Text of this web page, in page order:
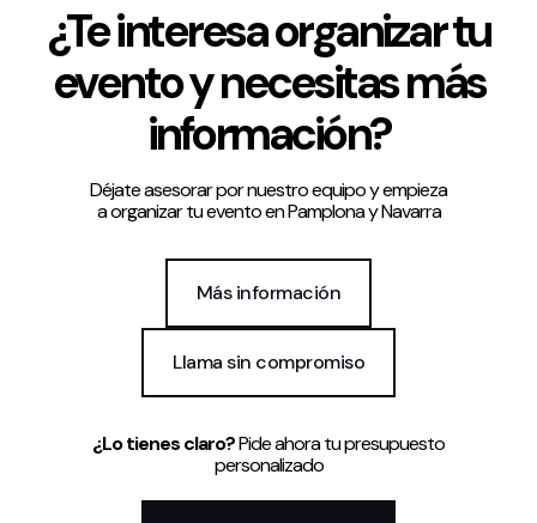
Política de privacidad y Aviso Legal Cookies
Accesibilidad
¿Te interesa organizar tu
evento y necesitas más
información?
Déjate asesorar por nuestro equipo y empieza
a organizar tu evento en Pamplona y Navarra
Más información
Llama sin compromiso
¿Lo tienes claro?Pide ahora tu presupuesto
personalizado